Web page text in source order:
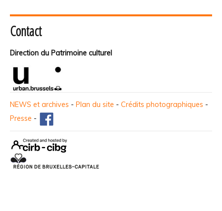
Contact
Direction du Patrimoine culturel
NEWS et archives - Plan du site - Crédits photographiques -
Presse -